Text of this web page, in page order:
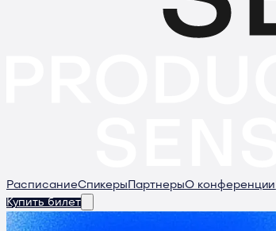
РасписаниеСпикеры ПартнерыО конференции
Купить билет